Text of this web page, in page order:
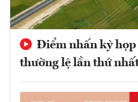
Điểm nhấn kỳ
thường lệ lần thứ